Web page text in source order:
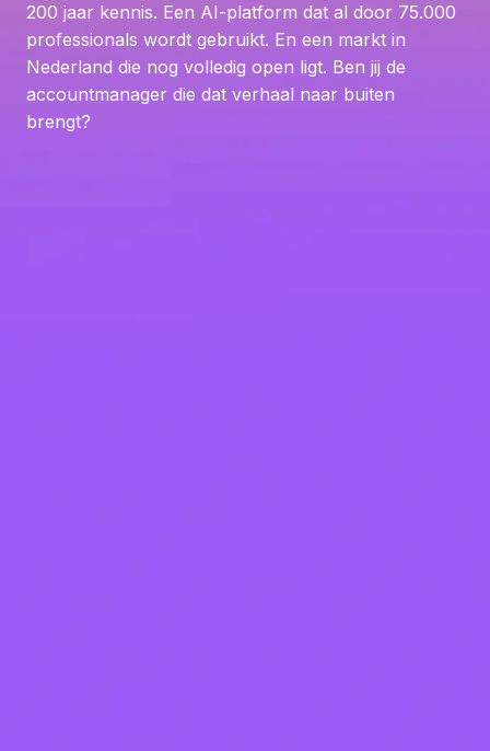
200 jaar kennis. Een AI-platform dat al door 75.000
professionals wordt gebruikt. En een markt in
Nederland die nog volledig open ligt. Ben jij de
accountmanager die dat verhaal naar buiten
brengt?